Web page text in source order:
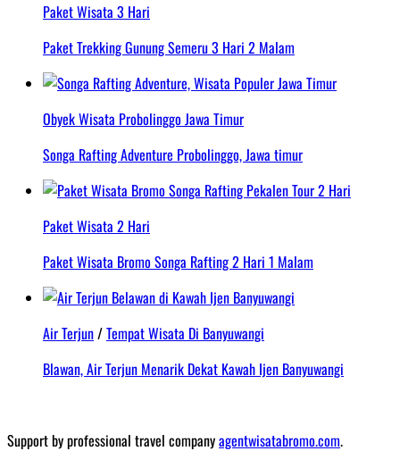
Paket Wisata 3 Hari
Paket Trekking Gunung Semeru 3 Hari 2 Malam
Obyek Wisata Probolinggo Jawa Timur
Songa Rafting Adventure Probolinggo, Jawa timur
Paket Wisata 2 Hari
Paket Wisata Bromo Songa Rafting 2 Hari 1 Malam
Air Terjun/Tempat Wisata Di Banyuwangi
Blawan, Air Terjun Menarik Dekat Kawah Ijen Banyuwangi
Support by professional travel companyagentwisatabromo.com.